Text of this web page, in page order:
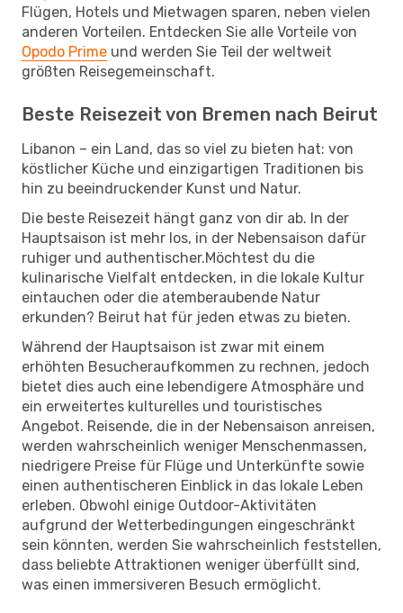
Flügen, Hotels und Mietwagen sparen, neben vielen
anderen Vorteilen. Entdecken Sie alle Vorteile von
Opodo Prime und werden Sie Teil der weltweit
größten Reisegemeinschaft.
Beste Reisezeit von Bremen nach Beirut
Libanon – ein Land, das so viel zu bieten hat: von
köstlicher Küche und einzigartigen Traditionen bis
hin zu beeindruckender Kunst und Natur.
Die beste Reisezeit hängt ganz von dir ab. In der
Hauptsaison ist mehr los, in der Nebensaison dafür
ruhiger und authentischer.Möchtest du die
kulinarische Vielfalt entdecken, in die lokale Kultur
eintauchen oder die atemberaubende Natur
erkunden? Beirut hat für jeden etwas zu bieten.
Während der Hauptsaison ist zwar mit einem
erhöhten Besucheraufkommen zu rechnen, jedoch
bietet dies auch eine lebendigere Atmosphäre und
ein erweitertes kulturelles und touristisches
Angebot. Reisende, die in der Nebensaison anreisen,
werden wahrscheinlich weniger Menschenmassen,
niedrigere Preise für Flüge und Unterkünfte sowie
einen authentischeren Einblick in das lokale Leben
erleben. Obwohl einige Outdoor-Aktivitäten
aufgrund der Wetterbedingungen eingeschränkt
sein könnten, werden Sie wahrscheinlich feststellen,
dass beliebte Attraktionen weniger überfüllt sind,
was einen immersiveren Besuch ermöglicht.